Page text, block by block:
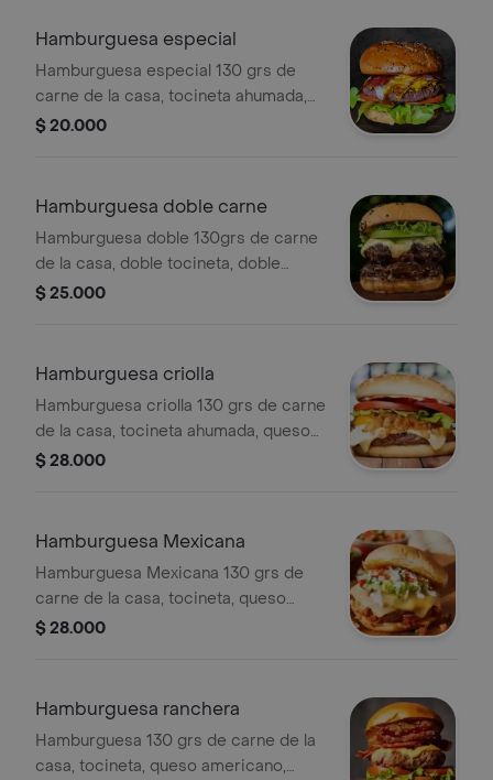
Hamburguesa especial
Hamburguesa especial 130 grs de
carne de la casa, tocineta ahumada,
chorizo, queso americano,
$ 20.000
Hamburguesa doble carne
Hamburguesa doble 130grs de carne
de la casa, doble tocineta, doble
queso, americano, mermelada de
$ 25.000
Hamburguesa criolla
Hamburguesa criolla 130 grs de carne
de la casa, tocineta ahumada, queso
americano, maíz, huevo frito, tajadas
$ 28.000
Hamburguesa Mexicana
Hamburguesa Mexicana 130 grs de
carne de la casa, tocineta, queso
americano, jalapeños, salsa
brioche
$ 28.000
Hamburguesa ranchera
Hamburguesa 130 grs de carne de la
casa, tocineta, queso americano,